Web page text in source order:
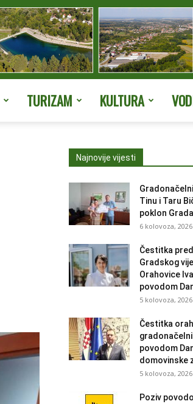
TURIZAM KULTURA
Najnovije vijesti
Tinu i Taru
poklon
6 kolovoza,
Čestitka
Gradskog
Orahovice
povodom
5 kolovoza,
Čestitka
povodom
domovinske
5 kolovoza,
Poziv